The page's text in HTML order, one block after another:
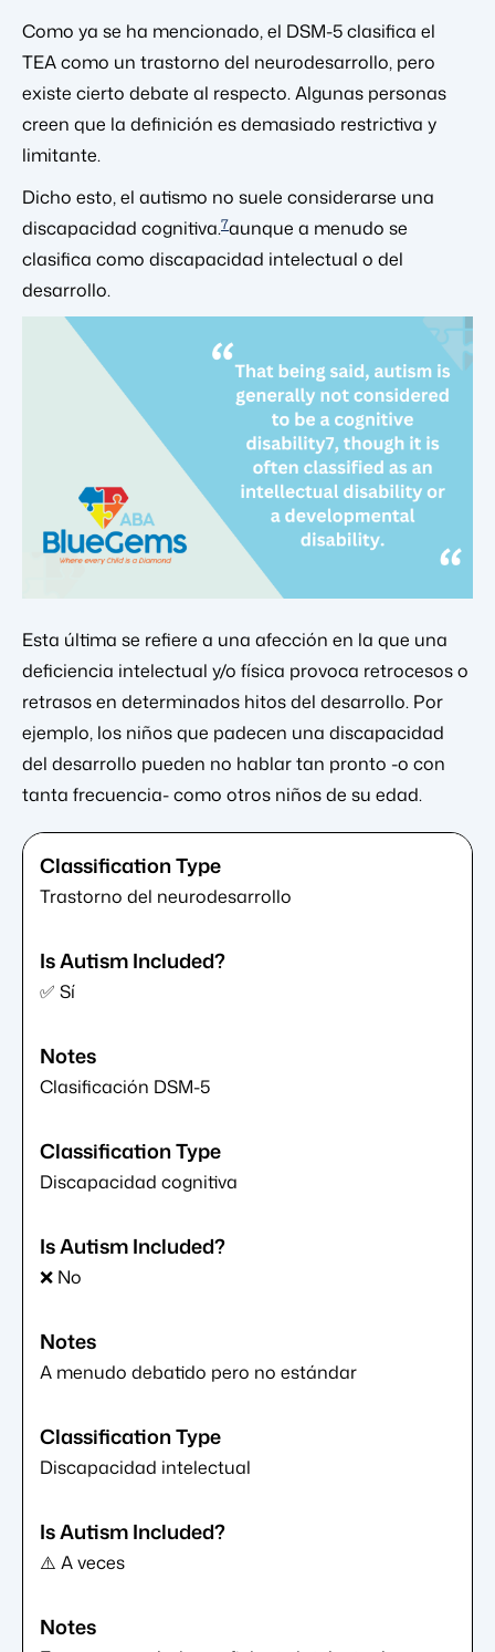
Como ya se ha mencionado, el DSM-5 clasifica el
TEA como un trastorno del neurodesarrollo, pero
existe cierto debate al respecto. Algunas personas
creen que la definición es demasiado restrictiva y
limitante.
Dicho esto, el autismo no suele considerarse una
discapacidad cognitiva.7aunque a menudo se
clasifica como discapacidad intelectual o del
desarrollo.
Esta última se refiere a una afección en la que una
deficiencia intelectual y/o física provoca retrocesos o
retrasos en determinados hitos del desarrollo. Por
ejemplo, los niños que padecen una discapacidad
del desarrollo pueden no hablar tan pronto -o con
tanta frecuencia- como otros niños de su edad.
Trastorno del neurodesarrollo
✅ Sí
Clasificación DSM-5
Discapacidad cognitiva
❌ No
A menudo debatido pero no estándar
Discapacidad intelectual
⚠️ A veces